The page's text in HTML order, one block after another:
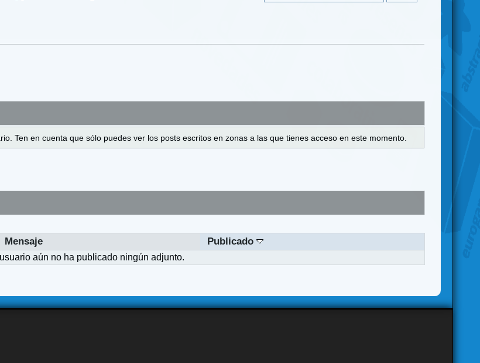
Ten en cuenta que sólo puedes ver los posts escritos en zonas a las que tienes acceso en este momento.
Mensaje Publicado
aún no ha publicado ningún adjunto.